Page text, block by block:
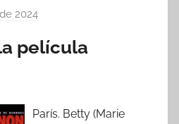
2024
r
película
París. Betty (Marie